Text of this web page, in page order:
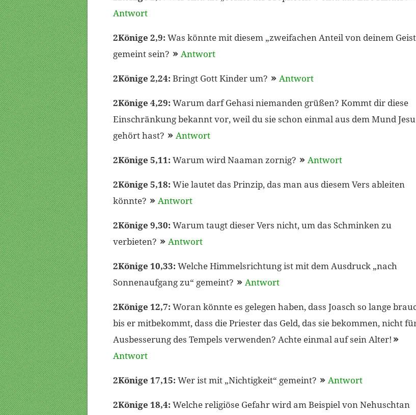
Antwort
2Könige 2,9: Was könnte mit diesem „zweifachen Anteil von deinem
gemeint sein?
Antwort
2Könige 2,24: Bringt Gott Kinder um? Antwort
2Könige 4,29: Warum darf Gehasi niemanden grüßen? Kommt dir diese
Einschränkung bekannt vor, weil du sie schon einmal aus dem Mund Jesu
gehört hast?
Antwort
2Könige 5,11: Warum wird Naaman zornig? Antwort
2Könige 5,18: Wie lautet das Prinzip, das man aus diesem Vers ableiten
könnte?
Antwort
2Könige 9,30: Warum taugt dieser Vers nicht, um das Schminken zu
verbieten?
Antwort
2Könige 10,33: Welche Himmelsrichtung ist mit dem Ausdruck „nach
Sonnenaufgang zu“ gemeint?
Antwort
2Könige 12,7: Woran könnte es gelegen haben, dass Joasch so lange
bis er mitbekommt, dass die Priester das Geld, das sie bekommen, nicht
Ausbesserung des Tempels verwenden? Achte einmal auf sein Alter!
Antwort
2Könige 17,15: Wer ist mit „Nichtigkeit“ gemeint? Antwort
2Könige 18,4: Welche religiöse Gefahr wird am Beispiel von Nehuschtan